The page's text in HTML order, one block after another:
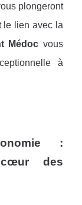
plongeront
le lien avec la
Médoc vous
à
:
cœur des